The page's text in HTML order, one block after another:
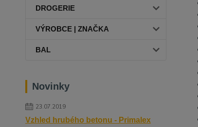
DROGERIE
VÝROBCE | ZNAČKA
BAL
Novinky
23.07.2019
Vzhled hrubého betonu - Primalex